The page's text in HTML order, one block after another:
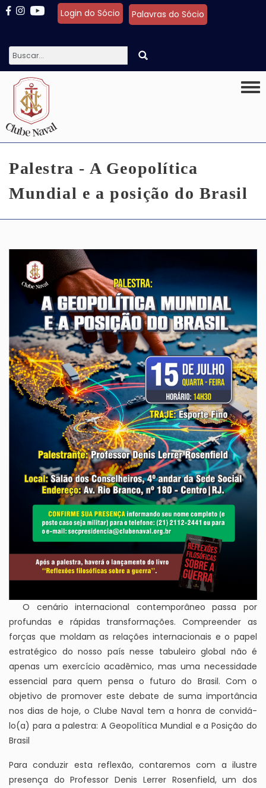
Pular para o conteúdo principal
Login do Sócio Palavras do Sócio
Palestra - A Geopolítica
Mundial e a posição do Brasil
O cenário internacional contemporâneo passa por
profundas e rápidas transformações. Compreender as
forças que moldam as relações internacionais e o papel
estratégico do nosso país nesse tabuleiro global não é
apenas um exercício acadêmico, mas uma necessidade
essencial para quem pensa o futuro do Brasil. Com o
objetivo de promover este debate de suma importância
nos dias de hoje, o Clube Naval tem a honra de convidá-
lo(a) para a palestra: A Geopolítica Mundial e a Posição do
Brasil
Para conduzir esta reflexão, contaremos com a ilustre
presença do Professor Denis Lerrer Rosenfield, um dos